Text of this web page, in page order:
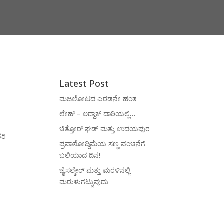
Latest Post
ಮಜಲೋಟದ ಎರಡನೇ ಹಂತ
ಲೇಹ್ – ಲದ್ದಾಕ್ ದಾರಿಯಲ್ಲಿ…
ಚಿತ್ತೋರ್ ಘಡ್ ಮತ್ತು ಉದಯಪುರ
ಪ್ರವಾಸೋದ್ದಿಮೆಯ ಸಣ್ಣ ವಂಚನೆಗೆ
ಬಲಿಯಾದ ದಿನ!
ಜೈಸಲ್ಮೇರ್ ಮತ್ತು ಮರಳಿನಲ್ಲಿ
ಮರುಳುಗಟ್ಟುವುದು